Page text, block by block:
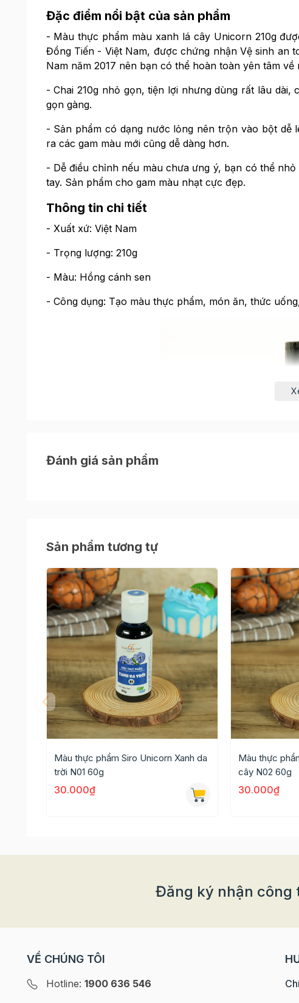
Đặc điểm nổi bật của sản phẩm
- Màu thực phẩm màu xanh lá cây Unicorn 210g
Đồng Tiến - Việt Nam, được chứng nhận Vệ sinh an
Nam năm 2017 nên bạn có thể hoàn toàn yên tâm
- Chai 210g nhỏ gọn, tiện lợi nhưng dùng rất lâu
gọn gàng.
- Sản phẩm có dạng nước lỏng nên trộn vào bột dễ
ra các gam màu mới cũng dễ dàng hơn.
- Dễ điều chỉnh nếu màu chưa ưng ý, bạn có thể
tay. Sản phẩm cho gam màu nhạt cực đẹp.
Thông tin chi tiết
- Xuất xứ: Việt Nam
- Trọng lượng: 210g
- Màu: Hồng cánh sen
- Công dụng: Tạo màu thực phẩm, món ăn, thức
Lưu ý khi sử dụng màu thực phẩm
- Tỷ lệ sử dụng gợi ý 0,1%- 1% bởi nếu sử dụng quá
giảm chất lượng món ăn..
- Loại màu nước được dùng phổ biến cho các loại
những chiếc bánh nhỏ.
- Nên biết rõ nguồn gốc, xuất xứ của màu thực
Xem thêm các loại Màu thực phẩm khác tại đây.
Đánh giá sản phẩm
Sản phẩm tương tự
Màu thực phẩm Siro Unicorn Xanh da
trời N01 60g
30.000₫
Màu thực
cây N02 60g
30.000₫
Đăng ký nhận công
VỀ CHÚNG TÔI
Hotline: 1900 636 546